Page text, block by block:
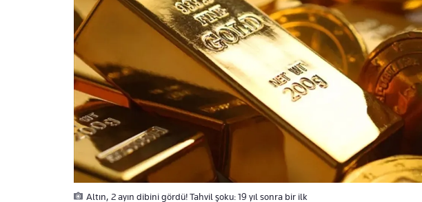
Altın, 2 ayın dibini gördü! Tahvil şoku: 19 yıl sonra bir ilk